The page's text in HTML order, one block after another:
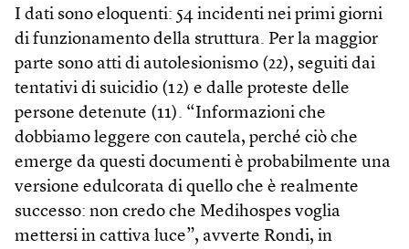
I dati sono eloquenti: 54 incidenti nei primi giorni
di funzionamento della struttura. Per la maggior
parte sono atti di autolesionismo (22), seguiti dai
tentativi di suicidio (12) e dalle proteste delle
persone detenute (11). “Informazioni che
dobbiamo leggere con cautela, perché ciò che
emerge da questi documenti è probabilmente una
versione edulcorata di quello che è realmente
successo: non credo che Medihospes voglia
mettersi in cattiva luce”, avverte Rondi, in